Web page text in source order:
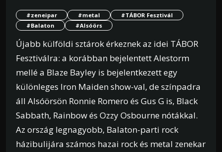
#zeneipar #metal
#TÁBOR Fesztivál
#Balaton
#Alsóörs
Újabb külföldi sztárok érkeznek az idei TÁBOR
Fesztiválra: a korábban bejelentett Alestorm
mellé a Blaze Bayley is bejelentkezett egy
különleges Iron Maiden show-val, de színpadra
áll Alsóörsön Ronnie Romero és Gus G is, Black
Sabbath, Rainbow és Ozzy Osbourne nótákkal.
Az ország legnagyobb, Balaton-parti rock
házibulijára számos hazai rock és metal zenekar